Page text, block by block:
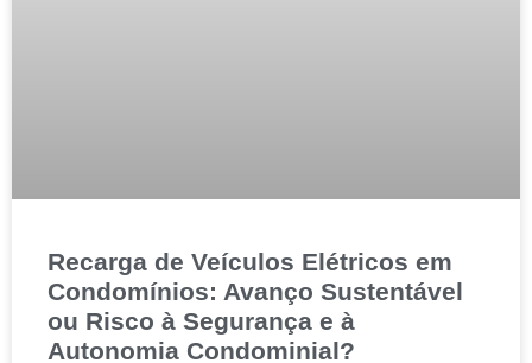
Recarga de Veículos Elétricos em
Condomínios: Avanço Sustentável
ou Risco à Segurança e à
Autonomia Condominial?